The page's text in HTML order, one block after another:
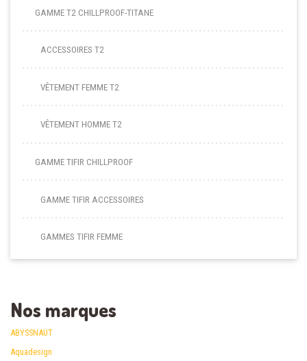
GAMME T2 CHILLPROOF-TITANE
ACCESSOIRES T2
VÊTEMENT FEMME T2
VÊTEMENT HOMME T2
GAMME TIFIR CHILLPROOF
GAMME TIFIR ACCESSOIRES
GAMMES TIFIR FEMME
Nos marques
ABYSSNAUT
Aquadesign